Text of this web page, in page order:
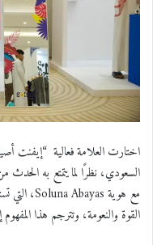
اختارت العلامة فعالية “إيفنت
السعودي، نظرًا لما يتمتع به الحدث
مع هويةSoluna Abayas، التي
القوة والنعومة، وتترجم هذا